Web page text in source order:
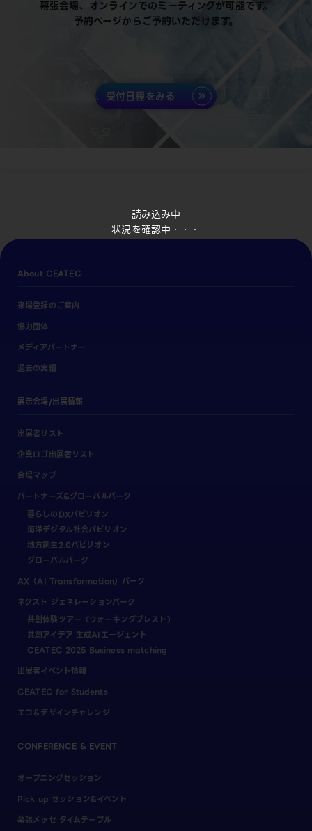
読み込み中
状況を確認中・・・
幕張会場、オンラインでのミーティングが可能です。
予約ページからご予約いただけます。
受付日程をみる
About CEATEC
来場登録のご案内
協力団体
メディアパートナー
過去の実績
展示会場/出展情報
出展者リスト
企業ロゴ出展者リスト
会場マップ
パートナーズ&グローバルパーク
暮らしのDXパビリオン
海洋デジタル社会パビリオン
地方創生2.0パビリオン
グローバルパーク
AX（AI Transformation）パーク
ネクスト ジェネレーションパーク
共創体験ツアー（ウォーキングブレスト）
共創アイデア 生成AIエージェント
CEATEC 2025 Business matching
出展者イベント情報
CEATEC for Students
エコ＆デザインチャレンジ
CONFERENCE & EVENT
オープニングセッション
Pick up セッション&イベント
幕張メッセ タイムテーブル